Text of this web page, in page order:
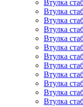
Втулка
Втулка
Втулка
Втулка
Втулка
Втулка
Втулка
Втулка
Втулка
Втулка
Втулка
Втулка